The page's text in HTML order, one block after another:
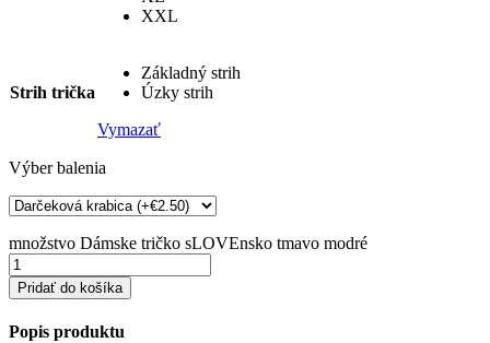
XXL
Strih trička
Základný strih
Úzky strih
Vymazať
Výber balenia
množstvo Dámske tričko sLOVEnsko tmavo modré
Pridať do košíka
Popis produktu